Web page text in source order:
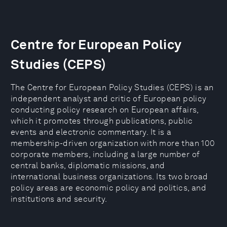
Centre for European Policy
Studies (CEPS)
The Centre for European Policy Studies (CEPS) is an
independent analyst and critic of European policy
conducting policy research on European affairs,
which it promotes through publications, public
events and electronic commentary. It is a
membership-driven organization with more than 100
corporate members, including a large number of
central banks, diplomatic missions, and
international business organizations. Its two broad
policy areas are economic policy and politics, and
institutions and security.